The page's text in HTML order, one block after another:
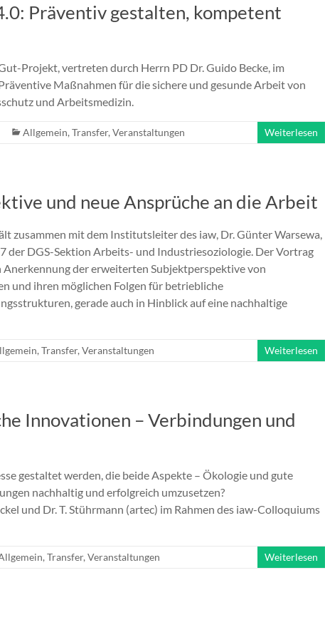
Präventiv gestalten, kompetent
Projekt, vertreten durch Herrn PD Dr. Guido Becke, im
Maßnahmen für die sichere und gesunde Arbeit von
und Arbeitsmedizin.
Allgemein, Transfer, Veranstaltungen Weiterlesen
und neue Ansprüche an die Arbeit
zusammen mit dem Institutsleiter des iaw, Dr. Günter Warsewa,
der DGS-Sektion Arbeits- und Industriesoziologie. Der Vortrag
der erweiterten Subjektperspektive von
und ihren möglichen Folgen für betriebliche
gerade auch in Hinblick auf eine nachhaltige
, Transfer, Veranstaltungen Weiterlesen
Innovationen – Verbindungen und
gestaltet werden, die beide Aspekte – Ökologie und gute
nachhaltig und erfolgreich umzusetzen?
und Dr. T. Stührmann (artec) im Rahmen des iaw-Colloquiums
, Transfer, Veranstaltungen Weiterlesen